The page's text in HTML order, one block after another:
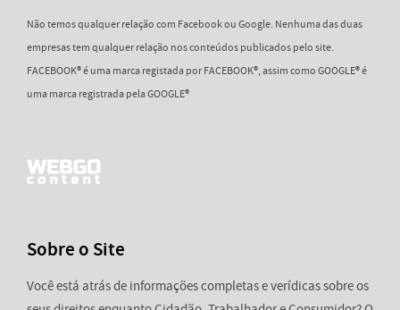
Não temos qualquer relação com Facebook ou Google. Nenhuma das duas
empresas tem qualquer relação nos conteúdos publicados pelo site.
FACEBOOK® é uma marca registada por FACEBOOK®, assim como GOOGLE® é
uma marca registrada pela GOOGLE®
Sobre o Site
Você está atrás de informações completas e verídicas sobre os